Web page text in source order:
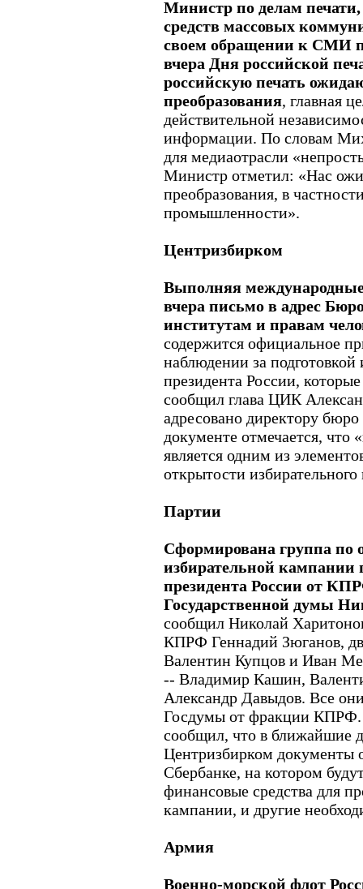
Министр по делам
средств массовых
своем обращении к СМИ
вчера Дня российской
российскую печать
преобразования, главная
действительной
информации. По словам
для медиаотрасли
Министр отметил: «Нас
преобразования, в
промышленности».
Центризбирком
Выполняя международные
вчера письмо в адрес
институтам и правам
содержится официальное
наблюдении за
президента России,
сообщил глава ЦИК
адресовано директору
документе отмечается, что
является одним из
открытости
Партии
Сформирована группа по
избирательной кампании
президента России от
Государственной думы
сообщил Николай
КПРФ Геннадий Зюганов,
Валентин Купцов и Иван
-- Владимир Кашин,
Александр Давыдов. Все
Госдумы от фракции КПРФ.
сообщил, что в ближайшие
Центризбирком документы
Сбербанке, на котором
финансовые средства для
кампании, и другие
Армия
Военно-морской флот